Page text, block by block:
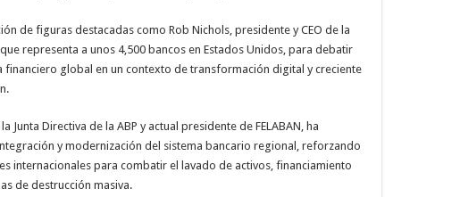
de figuras destacadas como Rob Nichols, presidente y CEO de la
representa a unos 4,500 bancos en Estados Unidos, para debatir
financiero global en un contexto de transformación digital y creciente
Junta Directiva de la ABP y actual presidente de FELABAN, ha
y modernización del sistema bancario regional, reforzando
internacionales para combatir el lavado de activos, financiamiento
de destrucción masiva.